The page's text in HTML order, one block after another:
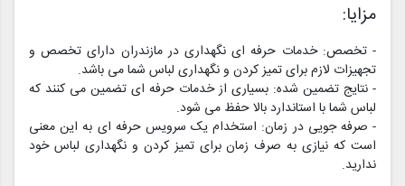
مزایا:
- تخصص: خدمات حرفه ای نگهداری در مازندران دارای تخصص و
تجهیزات لازم برای تمیز کردن و نگهداری لباس شما می باشد.
- نتایج تضمین شده: بسیاری از خدمات حرفه ای تضمین می کنند که
لباس شما با استاندارد بالا حفظ می شود.
- صرفه جویی در زمان: استخدام یک سرویس حرفه ای به این معنی
است که نیازی به صرف زمان برای تمیز کردن و نگهداری لباس خود
ندارید.